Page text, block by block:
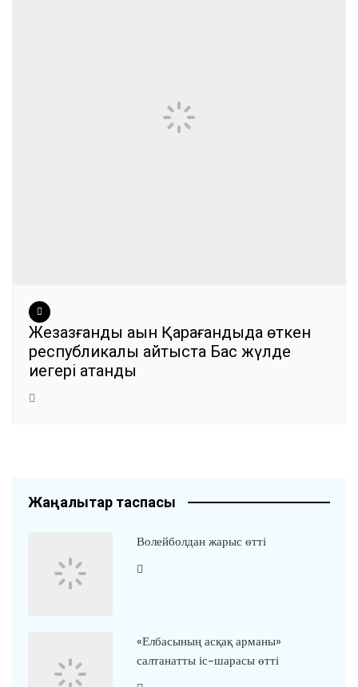
Жезқазғандық ақын Қарағандыда өткен
республикалық айтыста Бас жүлде
иегері атанды
Жаңалықтар таспасы
Волейболдан жарыс өтті
«Елбасының асқақ арманы»
салтанатты іс-шарасы өтті